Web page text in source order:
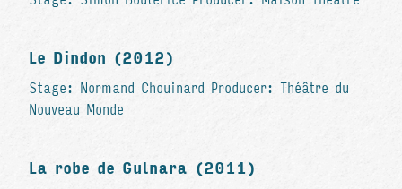
Le Dindon (2012)
Stage: Normand Chouinard Producer: Théâtre du
Nouveau Monde
La robe de Gulnara (2011)